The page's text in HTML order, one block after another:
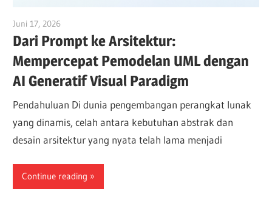
Juni 17, 2026
Dari Prompt ke Arsitektur:
Mempercepat Pemodelan UML dengan
AI Generatif Visual Paradigm
Pendahuluan Di dunia pengembangan perangkat lunak
yang dinamis, celah antara kebutuhan abstrak dan
desain arsitektur yang nyata telah lama menjadi
Continue reading